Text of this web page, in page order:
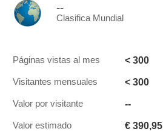
--
Clasifica Mundial
Páginas vistas al mes < 300
Visitantes mensuales < 300
Valor por visitante --
Valor estimado € 390,95